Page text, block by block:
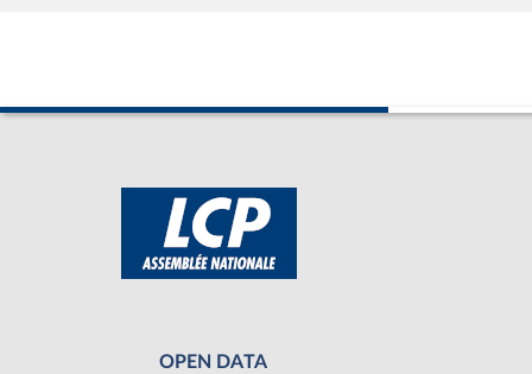
OPEN DATA